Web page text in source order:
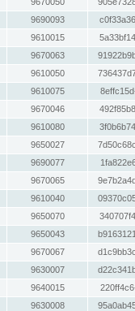
9690093
9610015
9670063
9610050
9610075
9670046
9610080
9650027
9690077
9670065
9610040
9650070
9650043
9670067
9630007
9640015
9630008